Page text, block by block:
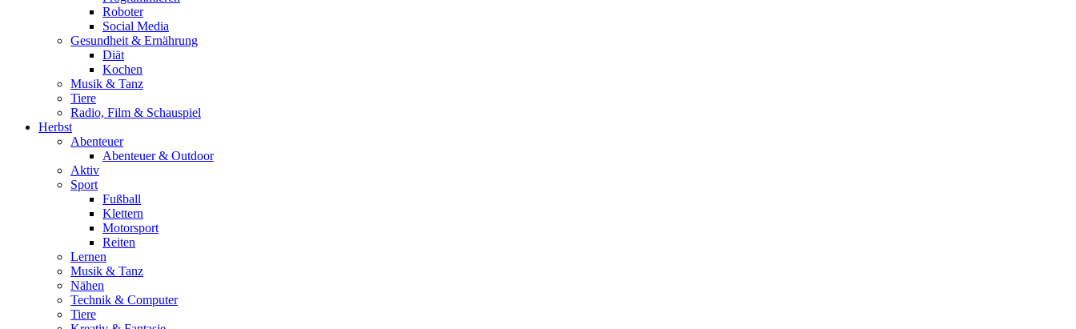
Roboter
Social Media
Gesundheit & Ernährung
Diät
Kochen
Musik & Tanz
Tiere
Radio, Film & Schauspiel
Herbst
Abenteuer
Abenteuer & Outdoor
Aktiv
Sport
Fußball
Klettern
Motorsport
Reiten
Lernen
Musik & Tanz
Nähen
Technik & Computer
Tiere